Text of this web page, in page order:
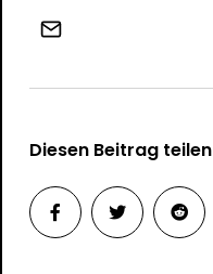
Diesen Beitrag teilen